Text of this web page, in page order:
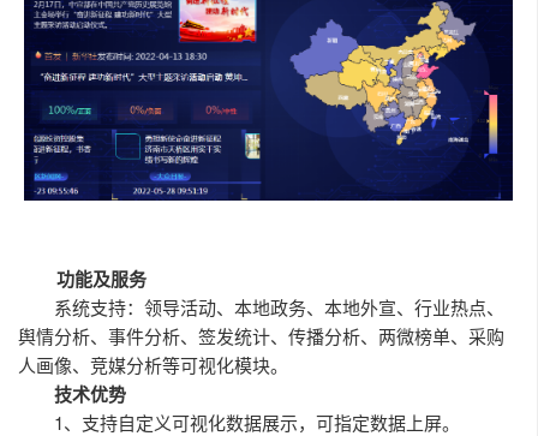
功能及服务
系统支持：领导活动、本地政务、本地外宣、行业热点、
舆情分析、事件分析、签发统计、传播分析、两微榜单、采购
人画像、竞媒分析等可视化模块。
技术优势
1、支持自定义可视化数据展示，可指定数据上屏。